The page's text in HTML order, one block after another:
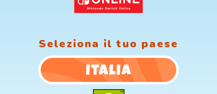
Seleziona il tuo paese
Italia